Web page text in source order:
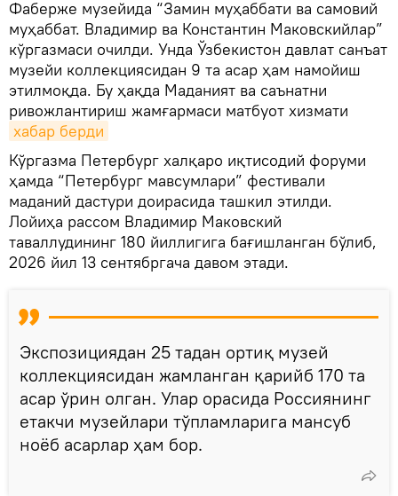
Фаберже музейида “Замин муҳаббати ва самовий
муҳаббат. Владимир ва Константин Маковскийлар”
кўргазмаси очилди. Унда Ўзбекистон давлат санъат
музейи коллекциясидан 9 та асар ҳам намойиш
этилмоқда. Бу ҳақда Маданият ва саънатни
ривожлантириш жамғармаси матбуот хизмати
хабар берди
Кўргазма Петербург халқаро иқтисодий форуми
ҳамда “Петербург мавсумлари” фестивали
маданий дастури доирасида ташкил этилди.
Лойиҳа рассом Владимир Маковский
таваллудининг 180 йиллигига бағишланган бўлиб,
2026 йил 13 сентябргача давом этади.
Экспозициядан 25 тадан ортиқ музей
коллекциясидан жамланган қарийб 170 та
асар ўрин олган. Улар орасида Россиянинг
етакчи музейлари тўпламларига мансуб
ноёб асарлар ҳам бор.